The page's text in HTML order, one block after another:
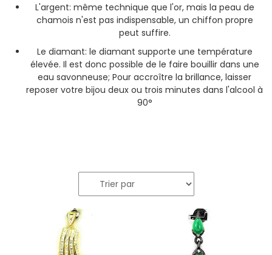
L'argent: même technique que l'or, mais la peau de
chamois n'est pas indispensable, un chiffon propre
peut suffire.
Le diamant: le diamant supporte une température
élevée. Il est donc possible de le faire bouillir dans une
eau savonneuse; Pour accroître la brillance, laisser
reposer votre bijou deux ou trois minutes dans l'alcool à
90°